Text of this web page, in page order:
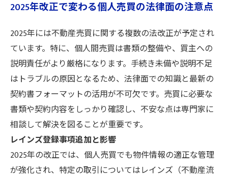
2025年改正で変わる個人売買の法律面の注意点
2025年には不動産売買に関する複数の法改正が予定され
ています。特に、個人間売買は書類の整備や、買主への
説明責任がより厳格になります。手続き未備や説明不足
はトラブルの原因となるため、法律面での知識と最新の
契約書フォーマットの活用が不可欠です。売買に必要な
書類や契約内容をしっかり確認し、不安な点は専門家に
相談して解決を図ることが重要です。
レインズ登録事項追加と影響
2025年の改正では、個人売買でも物件情報の適正な管理
が強化され、特定の取引についてはレインズ（不動産流